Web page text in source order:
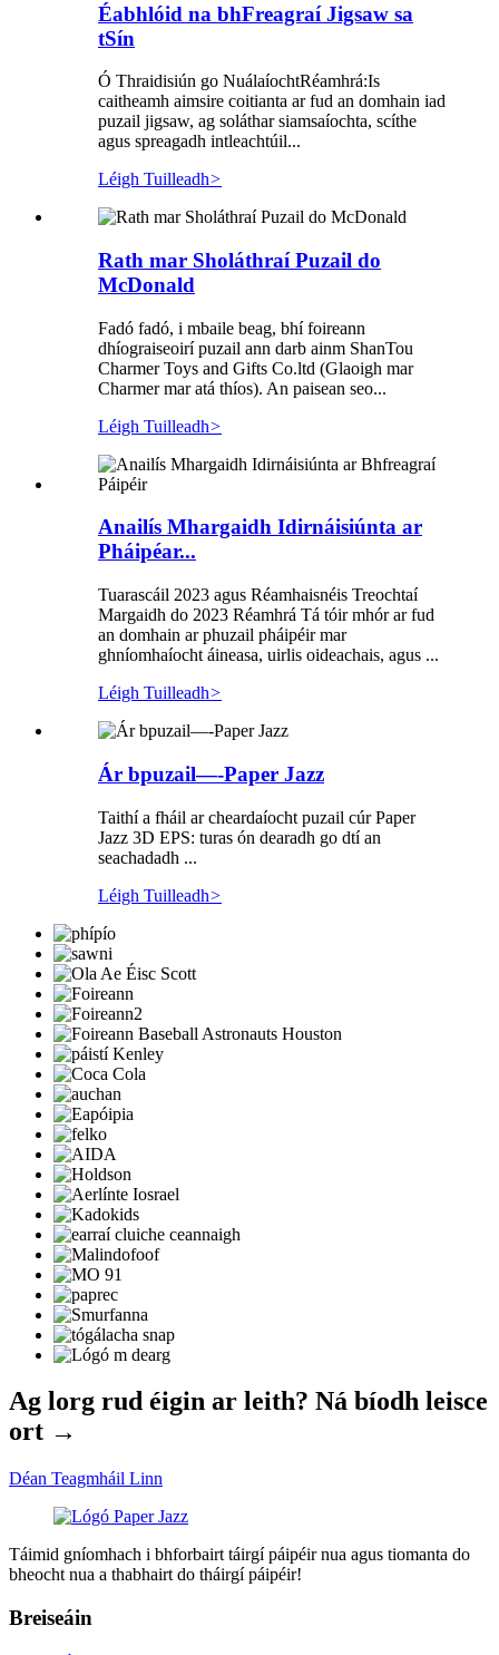
Éabhlóid na bhFreagraí Jigsaw sa
tSín
Ó Thraidisiún go NuálaíochtRéamhrá:Is
caitheamh aimsire coitianta ar fud an domhain iad
puzail jigsaw, ag soláthar siamsaíochta, scíthe
agus spreagadh intleachtúil...
Léigh Tuilleadh>
Rath mar Sholáthraí Puzail do
McDonald
Fadó fadó, i mbaile beag, bhí foireann
dhíograiseoirí puzail ann darb ainm ShanTou
Charmer Toys and Gifts Co.ltd (Glaoigh mar
Charmer mar atá thíos). An paisean seo...
Léigh Tuilleadh>
Anailís Mhargaidh Idirnáisiúnta ar
Pháipéar...
Tuarascáil 2023 agus Réamhaisnéis Treochtaí
Margaidh do 2023 Réamhrá Tá tóir mhór ar fud
an domhain ar phuzail pháipéir mar
ghníomhaíocht áineasa, uirlis oideachais, agus ...
Léigh Tuilleadh>
Ár bpuzail—-Paper Jazz
Taithí a fháil ar cheardaíocht puzail cúr Paper
Jazz 3D EPS: turas ón dearadh go dtí an
seachadadh ...
Léigh Tuilleadh>
Ag lorg rud éigin ar leith? Ná bíodh leisce
ort →
Déan Teagmháil Linn
Táimid gníomhach i bhforbairt táirgí páipéir nua agus tiomanta do
bheocht nua a thabhairt do tháirgí páipéir!
Breiseáin